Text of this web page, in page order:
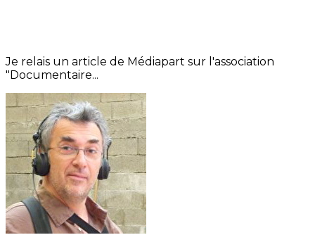
Je relais un article de Médiapart sur l'association
"Documentaire...